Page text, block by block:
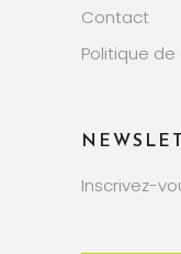
Contact
Politique
Inscrivez-